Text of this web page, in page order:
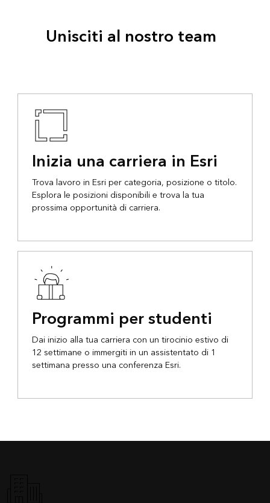
Unisciti al nostro team
Inizia una carriera in Esri
Trova lavoro in Esri per categoria, posizione o titolo.
Esplora le posizioni disponibili e trova la tua
prossima opportunità di carriera.
Programmi per studenti
Dai inizio alla tua carriera con un tirocinio estivo di
12 settimane o immergiti in un assistentato di 1
settimana presso una conferenza Esri.